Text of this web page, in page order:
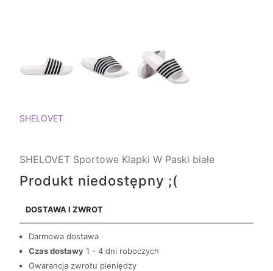
SHELOVET
SHELOVET Sportowe Klapki W Paski białe
Produkt niedostępny ;(
DOSTAWA I ZWROT
Darmowa dostawa
Czas dostawy 1 - 4 dni roboczych
Gwarancja zwrotu pieniędzy